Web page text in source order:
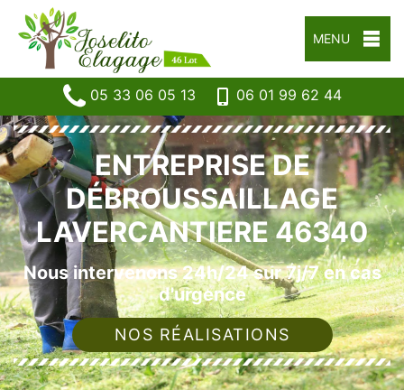
MENU
05 33 06 05 13 06 01 99 62 44
ENTREPRISE DE
DÉBROUSSAILLAGE
LAVERCANTIERE 46340
Nous intervenons 24h/24 sur 7j/7 en cas
d'urgence
NOS RÉALISATIONS